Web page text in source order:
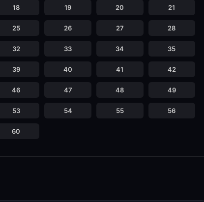
18 19 20 21
25 26 27 28
32 33 34 35
39 40 41 42
46 47 48 49
53 54 55 56
60